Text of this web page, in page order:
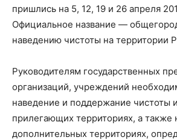
пришлись на 5, 12, 19 и 26 апреля
Официальное название —
наведению чистоты на территории
Руководителям государственных
организаций, учреждений
наведение и поддержание чистоты
прилегающих территориях, а также
дополнительных территориях,